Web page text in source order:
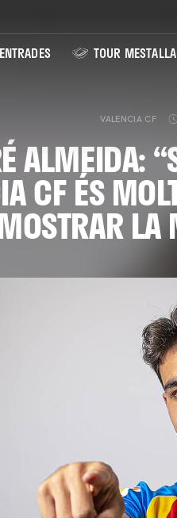
ENTRADES TOUR MESTALLA
VALENCIA CF
ALMEIDA:
CF ÉS
LA